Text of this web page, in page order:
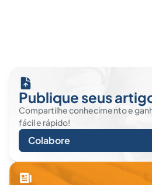
Publique seus
Compartilhe conhecimento e
fácil e rápido!
Colabore